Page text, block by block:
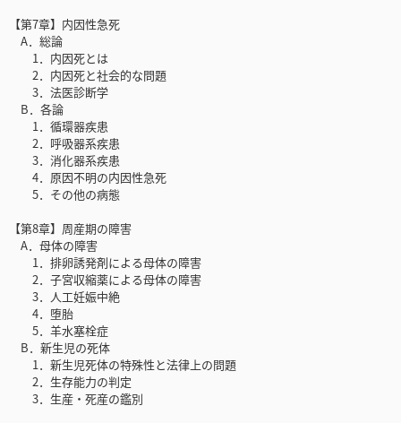
【第7章】内因性急死
A．総論
1．内因死とは
2．内因死と社会的な問題
3．法医診断学
B．各論
1．循環器疾患
2．呼吸器系疾患
3．消化器系疾患
4．原因不明の内因性急死
5．その他の病態
【第8章】周産期の障害
A．母体の障害
1．排卵誘発剤による母体の障害
2．子宮収縮薬による母体の障害
3．人工妊娠中絶
4．堕胎
5．羊水塞栓症
B．新生児の死体
1．新生児死体の特殊性と法律上の問題
2．生存能力の判定
3．生産・死産の鑑別